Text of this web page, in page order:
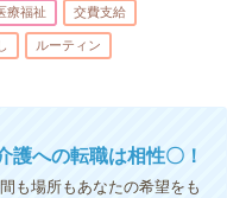
療福祉 交費支給
ルーティン
への転職は相性〇！
も場所もあなたの希望をも